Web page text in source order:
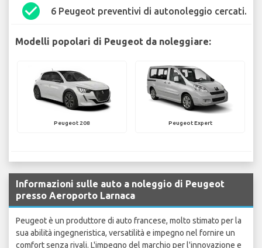
check_circle 6 Peugeot preventivi di autonoleggio cercati.
Modelli popolari di Peugeot da noleggiare:
Peugeot 208 Peugeot Expert
Informazioni sulle auto a noleggio di Peugeot
presso Aeroporto Larnaca
Peugeot è un produttore di auto francese, molto stimato per la
sua abilità ingegneristica, versatilità e impegno nel fornire un
comfort senza rivali. L'impegno del marchio per l'innovazione e